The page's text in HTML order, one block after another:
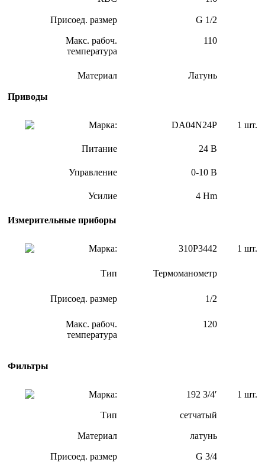
Присоед. размер G 1/2
Макс. рабоч.
температура
110
Материал Латунь
Приводы
Марка: DA04N24P 1 шт.
Питание 24 В
Управление 0-10 В
Усилие 4 Hm
Измерительные приборы
Марка: 310P3442 1 шт.
Тип Термоманометр
Присоед. размер 1/2
Макс. рабоч.
температура
120
Фильтры
Марка: 192 3/4′ 1 шт.
Тип сетчатый
Материал латунь
Присоед. размер G 3/4